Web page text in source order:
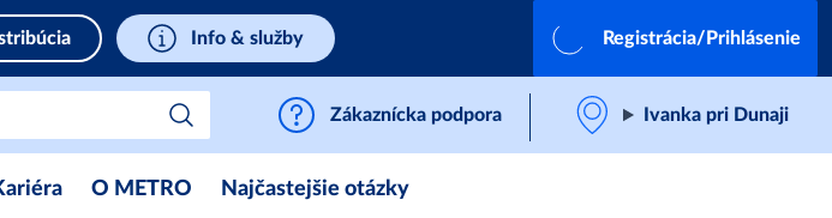
Info & služby Registrácia/Prihlásenie
Zákaznícka podpora Ivanka pri Dunaji
O METRO Najčastejšie otázky